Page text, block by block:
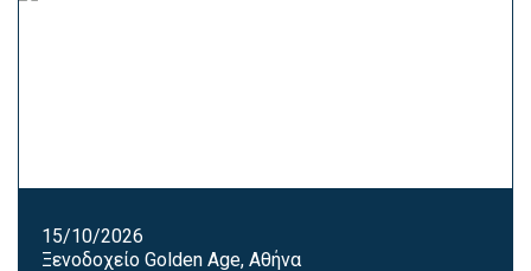
15/10/2026
Ξενοδοχείο Golden Age, Αθήνα